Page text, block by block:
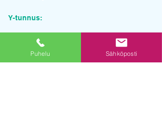
Y-tunnus:
3359306-8
Pyydä tarjous palvelusta
Puhelu Sähköposti